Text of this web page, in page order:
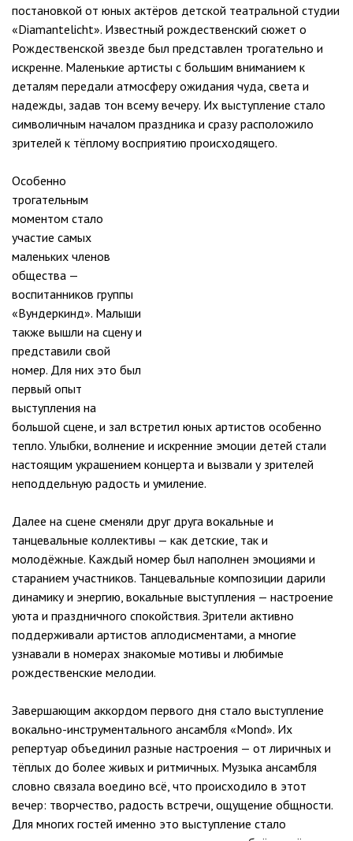
постановкой от юных актёров детской театральной студии
«Diamantelicht». Известный рождественский сюжет о
Рождественской звезде был представлен трогательно и
искренне. Маленькие артисты с большим вниманием к
деталям передали атмосферу ожидания чуда, света и
надежды, задав тон всему вечеру. Их выступление стало
символичным началом праздника и сразу расположило
зрителей к тёплому восприятию происходящего.
Особенно
трогательным
моментом стало
участие самых
маленьких членов
общества —
воспитанников группы
«Вундеркинд». Малыши
также вышли на сцену и
представили свой
номер. Для них это был
первый опыт
выступления на
большой сцене, и зал встретил юных артистов особенно
тепло. Улыбки, волнение и искренние эмоции детей стали
настоящим украшением концерта и вызвали у зрителей
неподдельную радость и умиление.
Далее на сцене сменяли друг друга вокальные и
танцевальные коллективы — как детские, так и
молодёжные. Каждый номер был наполнен эмоциями и
старанием участников. Танцевальные композиции дарили
динамику и энергию, вокальные выступления — настроение
уюта и праздничного спокойствия. Зрители активно
поддерживали артистов аплодисментами, а многие
узнавали в номерах знакомые мотивы и любимые
рождественские мелодии.
Завершающим аккордом первого дня стало выступление
вокально-инструментального ансамбля «Mond». Их
репертуар объединил разные настроения — от лиричных и
тёплых до более живых и ритмичных. Музыка ансамбля
словно связала воедино всё, что происходило в этот
вечер: творчество, радость встречи, ощущение общности.
Для многих гостей именно это выступление стало